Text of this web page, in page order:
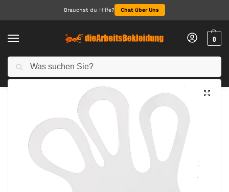
Brauchst du Hilfe? Chat über Uns
0
Start Arbeitshandschuhe / Handschuhspanner (Pk50)